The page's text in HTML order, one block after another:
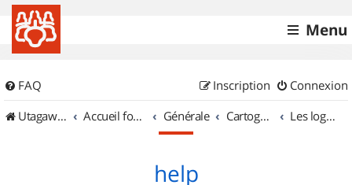
Menu
FAQ Connexion
Inscription
UtagawaVTT (Randos VTT et VTTAE avec traces GPS)
Accueil forum Générale Cartographie et GPS Les logiciels
help